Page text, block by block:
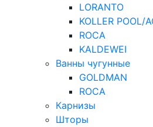
LORANTO
KOLLER POOL/
ROCA
KALDEWEI
Ванны чугунные
GOLDMAN
ROCA
Карнизы
Шторы